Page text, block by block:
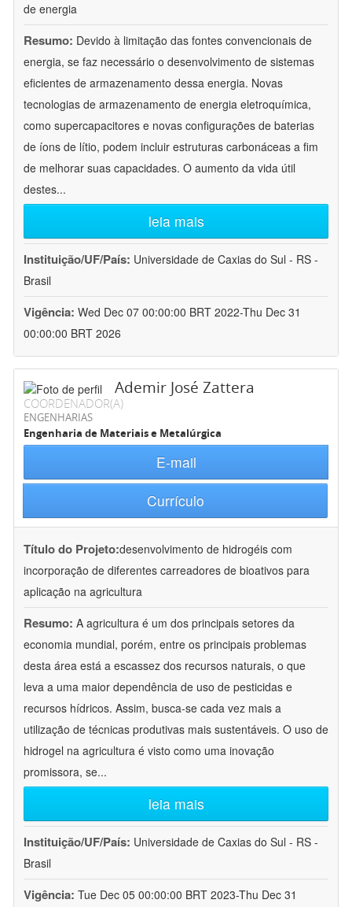
de energia
Resumo: Devido à limitação das fontes convencionais de
energia, se faz necessário o desenvolvimento de sistemas
eficientes de armazenamento dessa energia. Novas
tecnologias de armazenamento de energia eletroquímica,
como supercapacitores e novas configurações de baterias
de íons de lítio, podem incluir estruturas carbonáceas a fim
de melhorar suas capacidades. O aumento da vida útil
destes...
leia mais
Instituição/UF/País: Universidade de Caxias do Sul - RS -
Brasil
Vigência: Wed Dec 07 00:00:00 BRT 2022-Thu Dec 31
00:00:00 BRT 2026
Ademir José Zattera
COORDENADOR(A)
ENGENHARIAS
Engenharia de Materiais e Metalúrgica
E-mail
Currículo
Título do Projeto:desenvolvimento de hidrogéis com
incorporação de diferentes carreadores de bioativos para
aplicação na agricultura
Resumo: A agricultura é um dos principais setores da
economia mundial, porém, entre os principais problemas
desta área está a escassez dos recursos naturais, o que
leva a uma maior dependência de uso de pesticidas e
recursos hídricos. Assim, busca-se cada vez mais a
utilização de técnicas produtivas mais sustentáveis. O uso de
hidrogel na agricultura é visto como uma inovação
promissora, se...
leia mais
Instituição/UF/País: Universidade de Caxias do Sul - RS -
Brasil
Vigência: Tue Dec 05 00:00:00 BRT 2023-Thu Dec 31